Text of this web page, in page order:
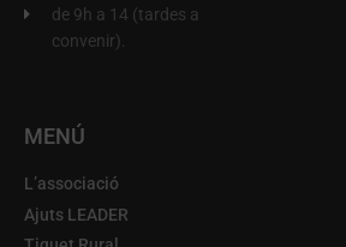
de 9h a 14 (tardes a
convenir).
MENÚ
L’associació
Ajuts LEADER